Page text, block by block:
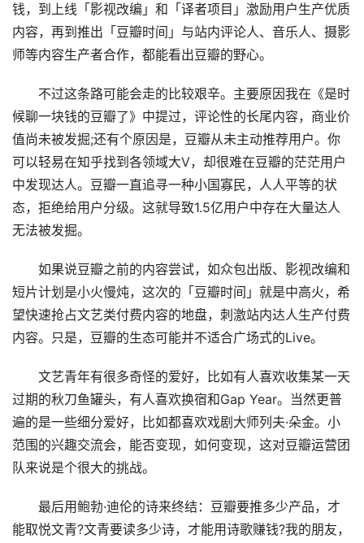
钱，到上线「影视改编」和「译者项目」激励用户生产优质
内容，再到推出「豆瓣时间」与站内评论人、音乐人、摄影
师等内容生产者合作，都能看出豆瓣的野心。
不过这条路可能会走的比较艰辛。主要原因我在《是时
候聊一块钱的豆瓣了》中提过，评论性的长尾内容，商业价
值尚未被发掘;还有个原因是，豆瓣从未主动推荐用户。你
可以轻易在知乎找到各领域大V，却很难在豆瓣的茫茫用户
中发现达人。豆瓣一直追寻一种小国寡民，人人平等的状
态，拒绝给用户分级。这就导致1.5亿用户中存在大量达人
无法被发掘。
如果说豆瓣之前的内容尝试，如众包出版、影视改编和
短片计划是小火慢炖，这次的「豆瓣时间」就是中高火，希
望快速抢占文艺类付费内容的地盘，刺激站内达人生产付费
内容。只是，豆瓣的生态可能并不适合广场式的Live。
文艺青年有很多奇怪的爱好，比如有人喜欢收集某一天
过期的秋刀鱼罐头，有人喜欢换宿和Gap Year。当然更普
遍的是一些细分爱好，比如都喜欢戏剧大师列夫·朵金。小
范围的兴趣交流会，能否变现，如何变现，这对豆瓣运营团
队来说是个很大的挑战。
最后用鲍勃·迪伦的诗来终结：豆瓣要推多少产品，才
能取悦文青?文青要读多少诗，才能用诗歌赚钱?我的朋友，